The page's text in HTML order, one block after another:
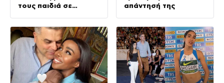
τους παιδιά σε
απάντησή της